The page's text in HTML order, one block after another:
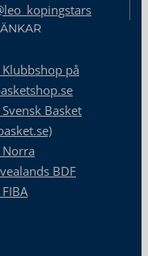
Klubbshop på
Svensk Basket
Norra
BDF
FIBA